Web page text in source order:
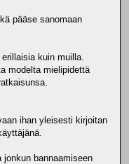
pääse sanomaan
kuin muilla.
modelta mielipidettä
ihan yleisesti kirjoitan
bannaamiseen